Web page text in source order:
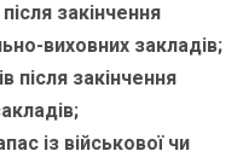
закінчення
виховних закладів;
після закінчення
із військової чи